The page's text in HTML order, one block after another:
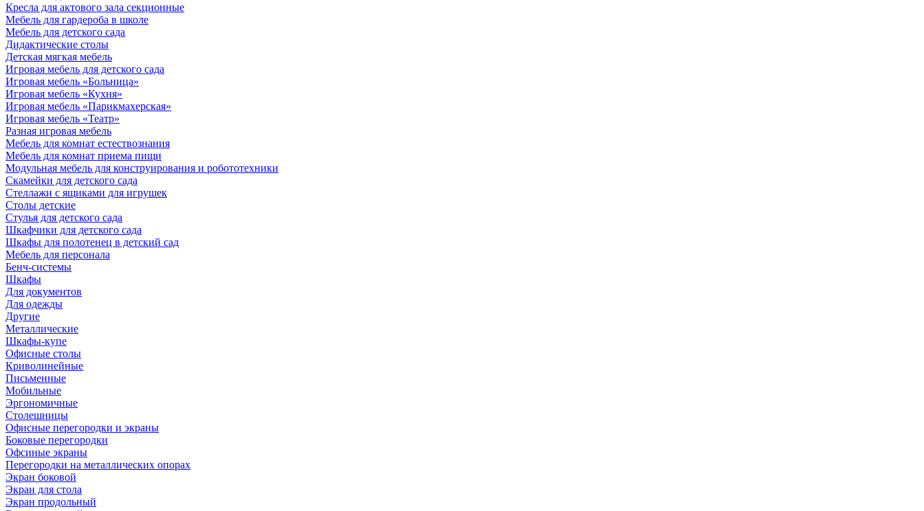
Кресла для актового зала секционные
Мебель для гардероба в школе
Мебель для детского сада
Дидактические столы
Детская мягкая мебель
Игровая мебель для детского сада
Игровая мебель «Больница»
Игровая мебель «Кухня»
Игровая мебель «Парикмахерская»
Игровая мебель «Театр»
Разная игровая мебель
Мебель для комнат естествознания
Мебель для комнат приема пищи
Модульная мебель для конструирования и робототехники
Скамейки для детского сада
Стеллажи с ящиками для игрушек
Столы детские
Стулья для детского сада
Шкафчики для детского сада
Шкафы для полотенец в детский сад
Мебель для персонала
Бенч-системы
Шкафы
Для документов
Для одежды
Другие
Металлические
Шкафы-купе
Офисные столы
Криволинейные
Письменные
Мобильные
Эргономичные
Столешницы
Офисные перегородки и экраны
Боковые перегородки
Офсиные экраны
Перегородки на металлических опорах
Экран боковой
Экран для стола
Экран продольный